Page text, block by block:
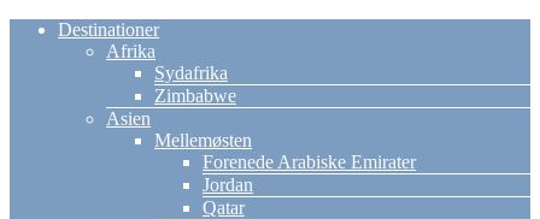
Destinationer
Afrika
Sydafrika
Zimbabwe
Asien
Mellemøsten
Forenede Arabiske Emirater
Jordan
Qatar